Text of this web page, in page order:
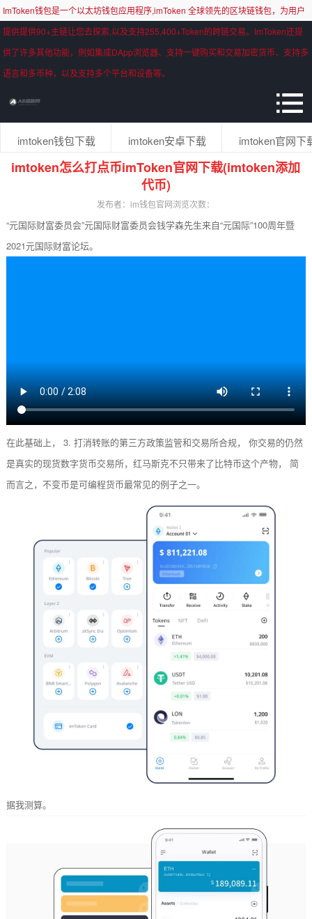
ImToken钱包是一个以太坊钱包应用程序,imToken 全球领先的区块链钱包，为用户
提供提供90+主链让您去探索,以及支持255,400+Token的跨链交易。ImToken还提
供了许多其他功能，例如集成DApp浏览器、支持一键购买和交易加密货币、支持多
语言和多币种，以及支持多个平台和设备等。
imtoken钱包下载 imtoken安卓下载 imtoken官网下
imtoken怎么打点币imToken官网下载(imtoken添加
代币)
发布者：im钱包官网浏览次数：
“元国际财富委员会”元国际财富委员会钱学森先生来自“元国际”100周年暨
2021元国际财富论坛。
在此基础上， 3. 打消转账的第三方政策监管和交易所合规， 你交易的仍然
是真实的现货数字货币交易所，红马斯克不只带来了比特币这个产物， 简
而言之，不变币是可编程货币最常见的例子之一。
据我测算。